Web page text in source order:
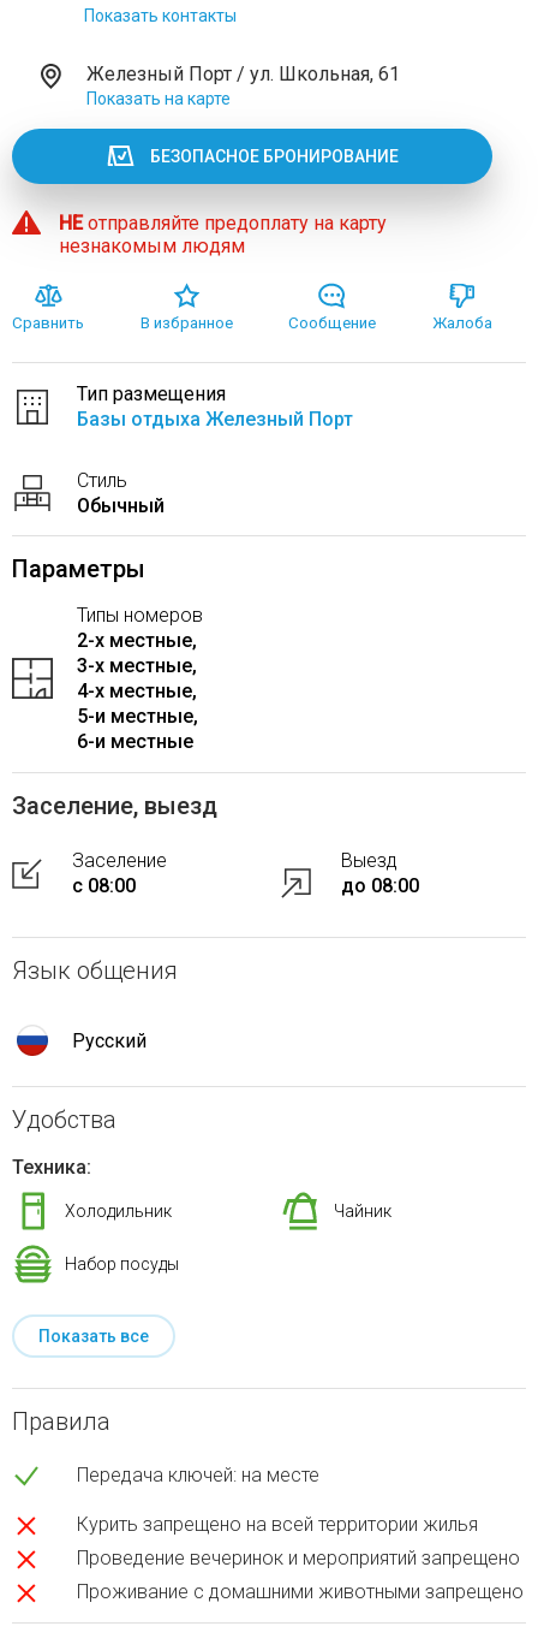
Показать контакты
Железный Порт / ул. Школьная, 61
Показать на карте
БЕЗОПАСНОЕ БРОНИРОВАНИЕ
НЕотправляйте предоплату на карту
незнакомым людям
Сравнить В избранное Сообщение Жалоба
Тип размещения
Базы отдыха Железный Порт
Стиль
Обычный
Параметры
Типы номеров
2-x местные,
3-x местные,
4-x местные,
5-и местные,
6-и местные
Заселение, выезд
Заселение
с 08:00
Выезд
до 08:00
Язык общения
Русский
Удобства
Техника:
Холодильник Чайник
Набор посуды
Показать все
Правила
Передача ключей: на месте
Курить запрещено на всей территории жилья
Проведение вечеринок и мероприятий запрещено
Проживание с домашними животными запрещено